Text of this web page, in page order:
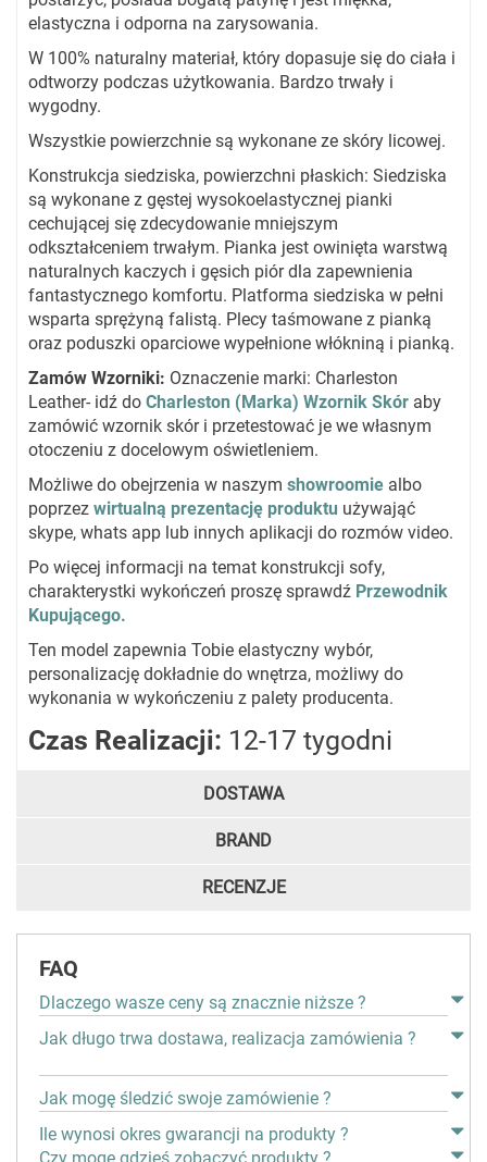
elastyczna i odporna na zarysowania.
W 100% naturalny materiał, który dopasuje się do ciała i
odtworzy podczas użytkowania. Bardzo trwały i
wygodny.
Wszystkie powierzchnie są wykonane ze skóry licowej.
Konstrukcja siedziska, powierzchni płaskich: Siedziska
są wykonane z gęstej wysokoelastycznej pianki
cechującej się zdecydowanie mniejszym
odkształceniem trwałym. Pianka jest owinięta warstwą
naturalnych kaczych i gęsich piór dla zapewnienia
fantastycznego komfortu. Platforma siedziska w pełni
wsparta sprężyną falistą. Plecy taśmowane z pianką
oraz poduszki oparciowe wypełnione włókniną i pianką.
Zamów Wzorniki: Oznaczenie marki: Charleston
Leather- idź do Charleston (Marka) Wzornik Skór aby
zamówić wzornik skór i przetestować je we własnym
otoczeniu z docelowym oświetleniem.
Możliwe do obejrzenia w naszym showroomie albo
poprzez wirtualną prezentację produktu używająć
skype, whats app lub innych aplikacji do rozmów video.
Po więcej informacji na temat konstrukcji sofy,
charakterystki wykończeń proszę sprawdź Przewodnik
Kupującego.
Ten model zapewnia Tobie elastyczny wybór,
personalizację dokładnie do wnętrza, możliwy do
wykonania w wykończeniu z palety producenta.
Czas Realizacji: 12-17 tygodni
DOSTAWA
BRAND
RECENZJE
FAQ
Dlaczego wasze ceny są znacznie niższe ?
Jak długo trwa dostawa, realizacja zamówienia ?
Jak mogę śledzić swoje zamówienie ?
Ile wynosi okres gwarancji na produkty ?